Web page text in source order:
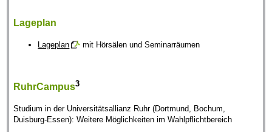
Lageplan
Lageplan mit Hörsälen und Seminarräumen
RuhrCampus3
Studium in der Universitätsallianz Ruhr (Dortmund, Bochum,
Duisburg-Essen): Weitere Möglichkeiten im Wahlpflichtbereich